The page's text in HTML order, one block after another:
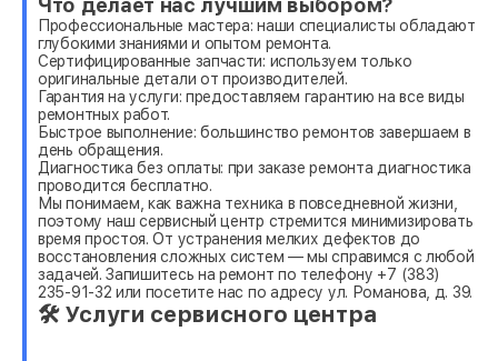
Что делает нас лучшим выбором?
Профессиональные мастера: наши специалисты обладают
глубокими знаниями и опытом ремонта.
Сертифицированные запчасти: используем только
оригинальные детали от производителей.
Гарантия на услуги: предоставляем гарантию на все виды
ремонтных работ.
Быстрое выполнение: большинство ремонтов завершаем в
день обращения.
Диагностика без оплаты: при заказе ремонта диагностика
проводится бесплатно.
Мы понимаем, как важна техника в повседневной жизни,
поэтому наш сервисный центр стремится минимизировать
время простоя. От устранения мелких дефектов до
восстановления сложных систем — мы справимся с любой
задачей. Запишитесь на ремонт по телефону +7 (383)
235-91-32 или посетите нас по адресу ул. Романова, д. 39.
🛠 Услуги сервисного центра